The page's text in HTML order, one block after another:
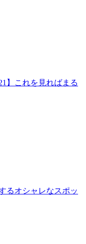
】これを見ればまる
るオシャレなスポッ